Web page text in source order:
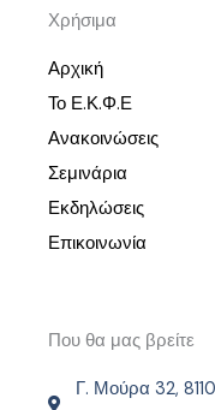
Χρήσιμα
Αρχική
Το Ε.Κ.Φ.Ε
Ανακοινώσεις
Σεμινάρια
Εκδηλώσεις
Επικοινωνία
Που θα μας βρείτε
Γ. Μούρα 32,